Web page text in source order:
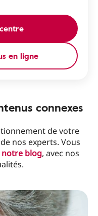
en ligne
connexes
de votre
nos experts. Vous
blog, avec nos